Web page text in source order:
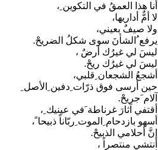
أنا هذا العمقُ في التكوين ِ،
لا أمٌّ أداريها،
ولا صيفٌ بعيني،
يرفع ُالشأنَ سوى شكلُ الضريحْ.
ليسَ لي غيرُك أرضٌ ،
ليسَ لي غيرُك ريحْ.
أشجعُ الشجعان ِقلبي،
حين أرسى فوق ذرّات ِدفين ِالأصل ِ
آلام َجريحْ.
أقتفي آثارَ غرناطة َفي عينيك ِ،
أسهو بازدحام ِالموت ِربّاناً ذبيحا ً،
إنَّ أحلامي الذبيحْ.
أنتشي منتصراً ،